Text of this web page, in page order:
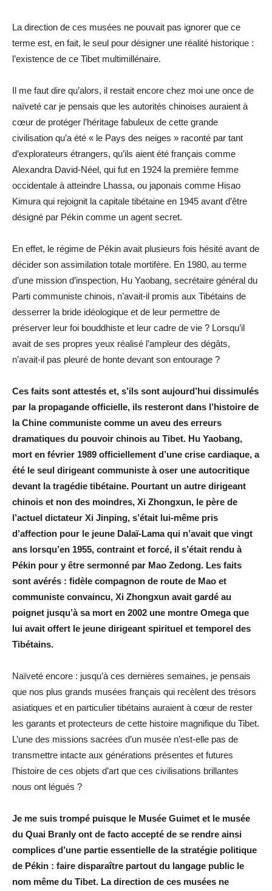
La direction de ces musées ne pouvait pas ignorer que ce
terme est, en fait, le seul pour désigner une réalité historique :
l’existence de ce Tibet multimillénaire.
Il me faut dire qu’alors, il restait encore chez moi une once de
naïveté car je pensais que les autorités chinoises auraient à
cœur de protéger l’héritage fabuleux de cette grande
civilisation qu’a été « le Pays des neiges » raconté par tant
d’explorateurs étrangers, qu’ils aient été français comme
Alexandra David-Néel, qui fut en 1924 la première femme
occidentale à atteindre Lhassa, ou japonais comme Hisao
Kimura qui rejoignit la capitale tibétaine en 1945 avant d’être
désigné par Pékin comme un agent secret.
En effet, le régime de Pékin avait plusieurs fois hésité avant de
décider son assimilation totale mortifère. En 1980, au terme
d’une mission d’inspection, Hu Yaobang, secrétaire général du
Parti communiste chinois, n’avait-il promis aux Tibétains de
desserrer la bride idéologique et de leur permettre de
préserver leur foi bouddhiste et leur cadre de vie ? Lorsqu’il
avait de ses propres yeux réalisé l’ampleur des dégâts,
n’avait-il pas pleuré de honte devant son entourage ?
Ces faits sont attestés et, s’ils sont aujourd’hui dissimulés
par la propagande officielle, ils resteront dans l’histoire de
la Chine communiste comme un aveu des erreurs
dramatiques du pouvoir chinois au Tibet. Hu Yaobang,
mort en février 1989 officiellement d’une crise cardiaque, a
été le seul dirigeant communiste à oser une autocritique
devant la tragédie tibétaine. Pourtant un autre dirigeant
chinois et non des moindres, Xi Zhongxun, le père de
l’actuel dictateur Xi Jinping, s’était lui-même pris
d’affection pour le jeune Dalaï-Lama qui n’avait que vingt
ans lorsqu’en 1955, contraint et forcé, il s’était rendu à
Pékin pour y être sermonné par Mao Zedong. Les faits
sont avérés : fidèle compagnon de route de Mao et
communiste convaincu, Xi Zhongxun avait gardé au
poignet jusqu’à sa mort en 2002 une montre Omega que
lui avait offert le jeune dirigeant spirituel et temporel des
Tibétains.
Naïveté encore : jusqu’à ces dernières semaines, je pensais
que nos plus grands musées français qui recèlent des trésors
asiatiques et en particulier tibétains auraient à cœur de rester
les garants et protecteurs de cette histoire magnifique du Tibet.
L’une des missions sacrées d’un musée n’est-elle pas de
transmettre intacte aux générations présentes et futures
l’histoire de ces objets d’art que ces civilisations brillantes
nous ont légués ?
Je me suis trompé puisque le Musée Guimet et le musée
du Quai Branly ont de facto accepté de se rendre ainsi
complices d’une partie essentielle de la stratégie politique
de Pékin : faire disparaître partout du langage public le
nom même du Tibet. La direction de ces musées ne